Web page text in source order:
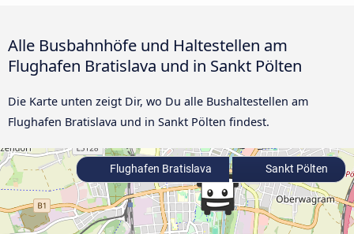
Alle Busbahnhöfe und Haltestellen am
Flughafen Bratislava und in Sankt Pölten
Die Karte unten zeigt Dir, wo Du alle Bushaltestellen am
Flughafen Bratislava und in Sankt Pölten findest.
Flughafen Bratislava Sankt Pölten